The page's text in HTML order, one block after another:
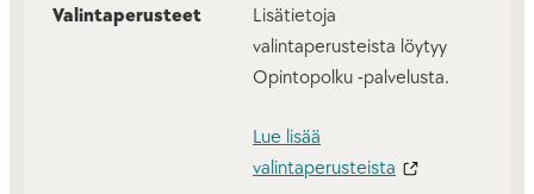
Valintaperusteet
Lisätietoja
valintaperusteista löytyy
Opintopolku -palvelusta.
Lue lisää
valintaperusteista